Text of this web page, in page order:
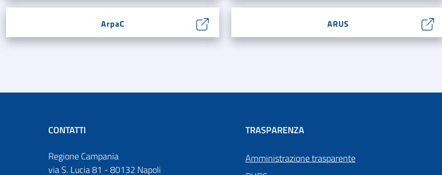
ArpaC ARUS
CONTATTI
Regione Campania
via S. Lucia 81 - 80132 Napoli
TRASPARENZA
Amministrazione trasparente